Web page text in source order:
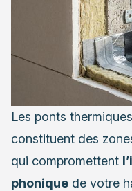
Les ponts
constituent des
qui compromettent
phonique de votre